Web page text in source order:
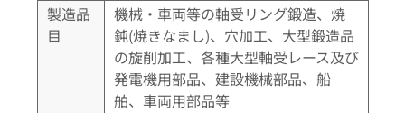
製造品
目
機械・車両等の軸受リング鍛造、焼
鈍(焼きなまし)、穴加工、大型鍛造品
の旋削加工、各種大型軸受レース及び
発電機用部品、建設機械部品、船
舶、車両用部品等